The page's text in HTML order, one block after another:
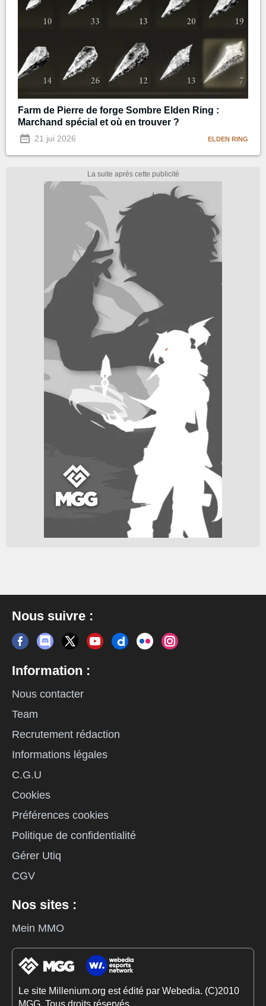
Farm de Pierre de forge Sombre Elden Ring :
Marchand spécial et où en trouver ?
21 jui 2026 ELDEN RING
Nous suivre :
Information :
Nous contacter
Team
Recrutement rédaction
Informations légales
C.G.U
Cookies
Préférences cookies
Politique de confidentialité
Gérer Utiq
CGV
Nos sites :
Mein MMO
Le site Millenium.org est édité par Webedia. (C)2010